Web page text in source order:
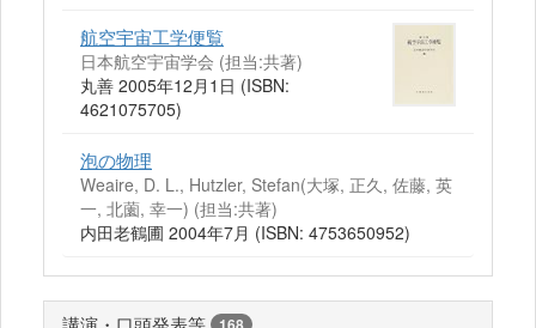
航空宇宙工学便覧
日本航空宇宙学会 (担当:共著)
丸善 2005年12月1日 (ISBN:
4621075705)
泡の物理
Weaire, D. L., Hutzler, Stefan(大塚, 正久, 佐藤, 英
一, 北薗, 幸一) (担当:共著)
内田老鶴圃 2004年7月 (ISBN: 4753650952)